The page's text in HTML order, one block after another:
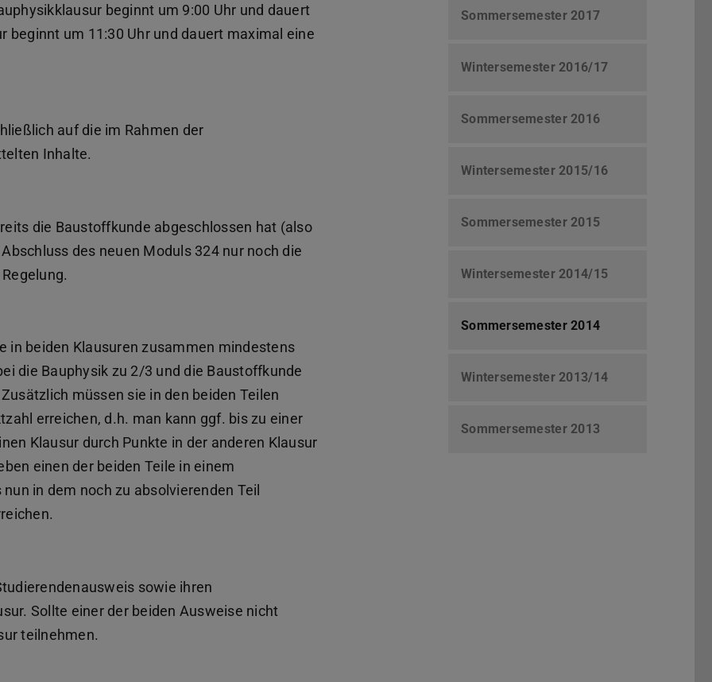
beginnt um 9:00 Uhr und dauert
beginnt um 11:30 Uhr und dauert maximal eine
auf die im Rahmen der
Inhalte.
die Baustoffkunde abgeschlossen hat (also
des neuen Moduls 324 nur noch die
in beiden Klausuren zusammen mindestens
die Bauphysik zu 2/3 und die Baustoffkunde
müssen sie in den beiden Teilen
erreichen, d.h. man kann ggf. bis zu einer
Klausur durch Punkte in der anderen Klausur
einen der beiden Teile in einem
in dem noch zu absolvierenden Teil
sowie ihren
Sollte einer der beiden Ausweise nicht
teilnehmen.
Sommersemester 2017
Wintersemester 2016/17
Sommersemester 2016
Wintersemester 2015/16
Sommersemester 2015
Wintersemester 2014/15
Sommersemester 2014
Wintersemester 2013/14
Sommersemester 2013